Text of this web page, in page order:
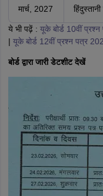
मार्च, 2027
ये भी पढ़ें : यूके बोर्ड 10वीं
| यूके बोर्ड 12वीं प्रश्न पत्र
बोर्ड द्वारा जारी डेटशीट देखें